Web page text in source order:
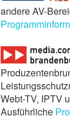
andere AV-
Webt-TV, IPTV
Ausführliche